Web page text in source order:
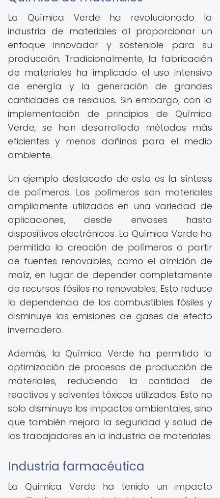
La Química Verde ha revolucionado la
industria de materiales al proporcionar un
enfoque innovador y sostenible para su
producción. Tradicionalmente, la fabricación
de materiales ha implicado el uso intensivo
de energía y la generación de grandes
cantidades de residuos. Sin embargo, con la
implementación de principios de Química
Verde, se han desarrollado métodos más
eficientes y menos dañinos para el medio
ambiente.
Un ejemplo destacado de esto es la síntesis
de polímeros. Los polímeros son materiales
ampliamente utilizados en una variedad de
aplicaciones, desde envases hasta
dispositivos electrónicos. La Química Verde ha
permitido la creación de polímeros a partir
de fuentes renovables, como el almidón de
maíz, en lugar de depender completamente
de recursos fósiles no renovables. Esto reduce
la dependencia de los combustibles fósiles y
disminuye las emisiones de gases de efecto
invernadero.
Además, la Química Verde ha permitido la
optimización de procesos de producción de
materiales, reduciendo la cantidad de
reactivos y solventes tóxicos utilizados. Esto no
solo disminuye los impactos ambientales, sino
que también mejora la seguridad y salud de
los trabajadores en la industria de materiales.
Industria farmacéutica
La Química Verde ha tenido un impacto